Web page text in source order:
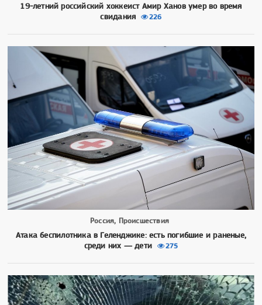
19-летний российский хоккеист Амир Ханов умер во время
свидания
226
Россия, Происшествия
Атака беспилотника в Геленджике: есть погибшие и раненые,
среди них — дети
275